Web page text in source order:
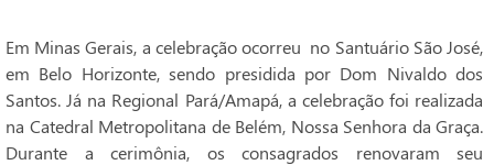
Em Minas Gerais, a celebração ocorreu no Santuário São José,
em Belo Horizonte, sendo presidida por Dom Nivaldo dos
Santos. Já na Regional Pará/Amapá, a celebração foi realizada
na Catedral Metropolitana de Belém, Nossa Senhora da Graça.
Durante a cerimônia, os consagrados renovaram seu